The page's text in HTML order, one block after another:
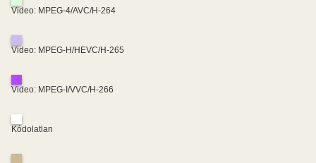
Video: MPEG-4/AVC/H-264
Video: MPEG-H/HEVC/H-265
Video: MPEG-I/VVC/H-266
Kódolatlan